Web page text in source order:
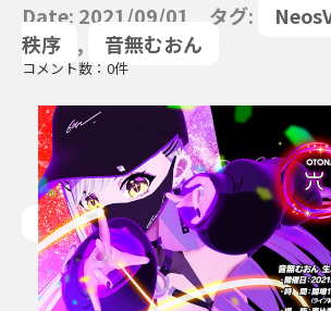
Date: 2021/09/01 タグ:
秩序
, 音無むおん
コメント数：0件